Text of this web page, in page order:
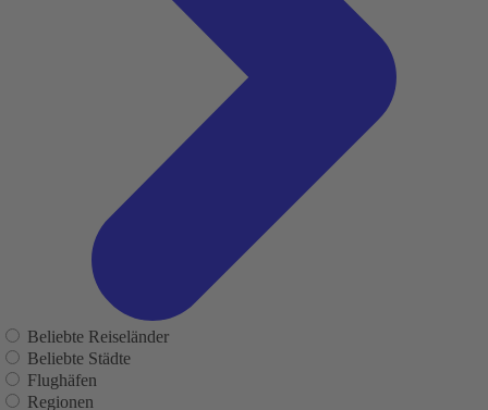
Beliebte Reiseländer
Beliebte Städte
Flughäfen
Regionen